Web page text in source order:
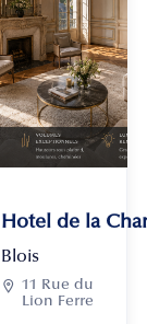
Hotel de la
Blois
 11 Rue du
Lion Ferre